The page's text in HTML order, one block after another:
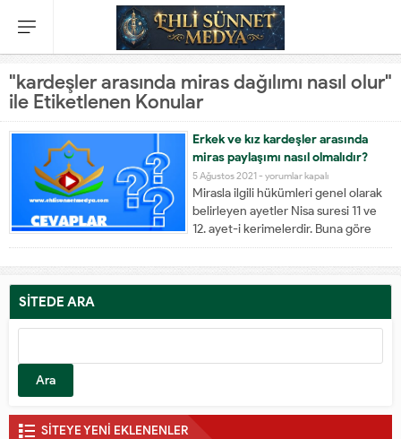
"kardeşler arasında miras dağılımı nasıl olur"
ile Etiketlenen Konular
Erkek ve kız kardeşler arasında
miras paylaşımı nasıl olmalıdır?
5 Ağustos 2021 - yorumlar kapalı
Mirasla ilgili hükümleri genel olarak
belirleyen ayetler Nisa suresi 11 ve
12. ayet-i kerimelerdir. Buna göre
erkek çocuk iki hisse, kız çocuğu ise
bir hisse alır. Mirasta kız çocuklarına
adaletsizlik mi yapılıyor? İslamiyet
sabit ve belirli...
SİTEDE ARA
SİTEYE YENİ EKLENENLER